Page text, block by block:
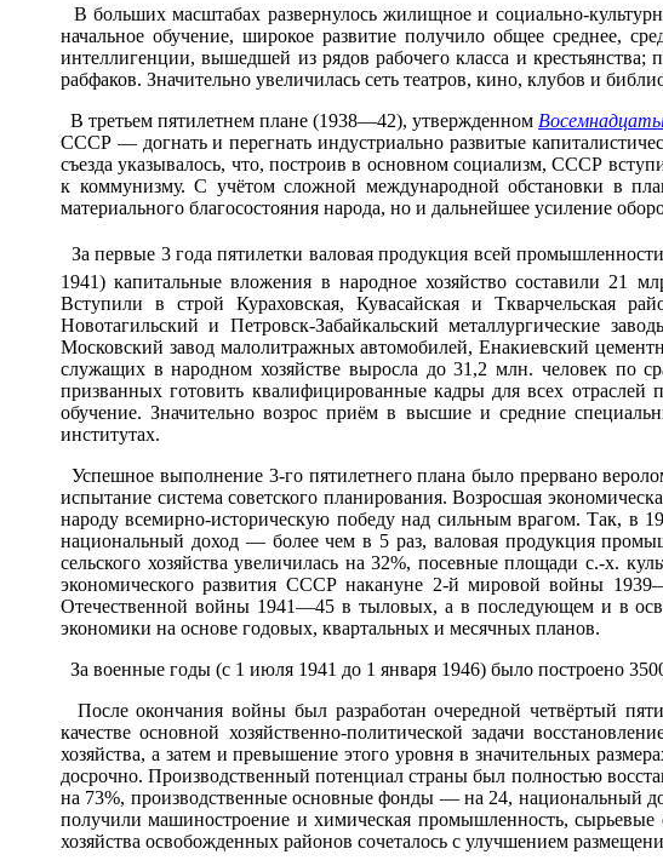
В больших масштабах развернулось жилищное и социально-
начальное обучение, широкое развитие получило общее среднее,
интеллигенции, вышедшей из рядов рабочего класса и крестьянства;
рабфаков. Значительно увеличилась сеть театров, кино, клубов и
В третьем пятилетнем плане (1938—42), утвержденном
СССР — догнать и перегнать индустриально развитые
съезда указывалось, что, построив в основном социализм, СССР
к коммунизму. С учётом сложной международной обстановки в
материального благосостояния народа, но и дальнейшее усиление
За первые 3 года пятилетки валовая продукция всей
1941) капитальные вложения в народное хозяйство составили 21
Вступили в строй Кураховская, Кувасайская и Ткварчельская
Новотагильский и Петровск-Забайкальский металлургические
Московский завод малолитражных автомобилей, Енакиевский
служащих в народном хозяйстве выросла до 31,2 млн. человек по
призванных готовить квалифицированные кадры для всех
обучение. Значительно возрос приём в высшие и средние
институтах.
Успешное выполнение 3-го пятилетнего плана было прервано
испытание система советского планирования. Возросшая
народу всемирно-историческую победу над сильным врагом. Так, в
национальный доход — более чем в 5 раз, валовая продукция
сельского хозяйства увеличилась на 32%, посевные площади с.-х.
экономического развития СССР накануне 2-й мировой войны
Отечественной войны 1941—45 в тыловых, а в последующем и в
экономики на основе годовых, квартальных и месячных планов.
За военные годы (с 1 июля 1941 до 1 января 1946) было построено
После окончания войны был разработан очередной четвёртый
качестве основной хозяйственно-политической задачи
хозяйства, а затем и превышение этого уровня в значительных
досрочно. Производственный потенциал страны был полностью
на 73%, производственные основные фонды — на 24, национальный
получили машиностроение и химическая промышленность, сырьевые
хозяйства освобожденных районов сочеталось с улучшением